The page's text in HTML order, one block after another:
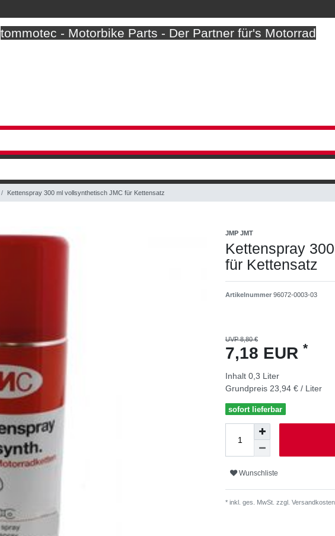
tommotec - Motorbike Parts - Der Partner für's Motorrad
Kettenspray 300 ml vollsynthetisch JMC für Kettensatz
JMP JMT
Kettenspray
für Kettensatz
Artikelnummer 96072-0003-03
UVP 8,80 €
7,18 EUR *
Inhalt 0,3 Liter
Grundpreis 23,94 € / Liter
sofort lieferbar
Wunschliste
* inkl. ges. MwSt. zzgl. Versandkosten